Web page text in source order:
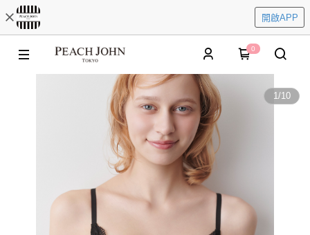
開啟APP
0
1/10